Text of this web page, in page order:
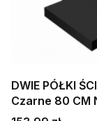
DWIE PÓŁKI
Czarne 80 CM